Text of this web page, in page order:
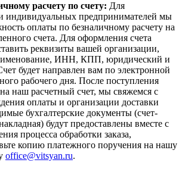
расчету по счету: Для
индивидуальных предпринимателей мы
оплаты по безналичному расчету на
счета. Для оформления счета
реквизиты вашей организации,
ИНН, КПП, юридический и
будет направлен вам по электронной
рабочего дня. После поступления
наш расчетный счет, мы свяжемся с
оплаты и организации доставки
бухгалтерские документы (счет-
будут предоставлены вместе с
процесса обработки заказа,
копию платежного поручения на нашу
office@vitsyan.ru.